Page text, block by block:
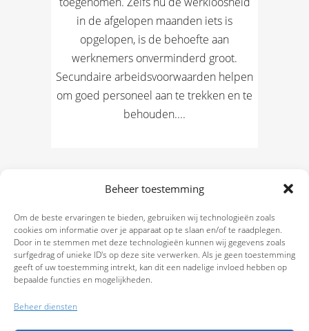
Beheer toestemming
Om de beste ervaringen te bieden, gebruiken wij technologieën zoals
cookies om informatie over je apparaat op te slaan en/of te raadplegen.
Door in te stemmen met deze technologieën kunnen wij gegevens zoals
surfgedrag of unieke ID's op deze site verwerken. Als je geen toestemming
geeft of uw toestemming intrekt, kan dit een nadelige invloed hebben op
bepaalde functies en mogelijkheden.
Beheer diensten
in de afgelopen maanden iets is
opgelopen, is de behoefte aan
werknemers onverminderd groot.
Secundaire arbeidsvoorwaarden helpen
om goed personeel aan te trekken en te
behouden....